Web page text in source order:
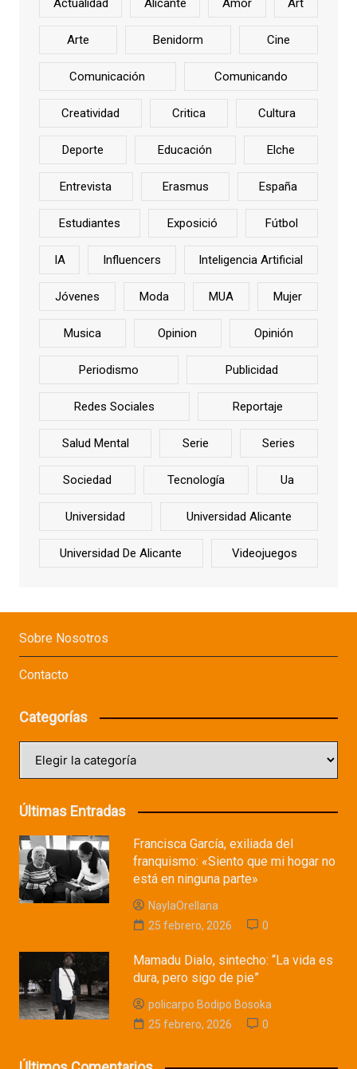
Actualidad Alicante Amor Art
Arte Benidorm Cine
Comunicación Comunicando
Creatividad Critica Cultura
Deporte Educación Elche
Entrevista Erasmus España
Estudiantes Exposició Fútbol
IA Influencers Inteligencia Artificial
Jóvenes Moda MUA Mujer
Musica Opinion Opinión
Periodismo Publicidad
Redes Sociales Reportaje
Salud Mental Serie Series
Sociedad Tecnología Ua
Universidad Universidad Alicante
Universidad De Alicante Videojuegos
Sobre Nosotros
Contacto
Categorías
Últimas Entradas
Francisca García, exiliada del
franquismo: «Siento que mi hogar no
está en ninguna parte»
NaylaOrellana
25 febrero, 2026
0
Mamadu Dialo, sintecho: “La vida es
dura, pero sigo de pie”
policarpo Bodipo Bosoka
25 febrero, 2026
0